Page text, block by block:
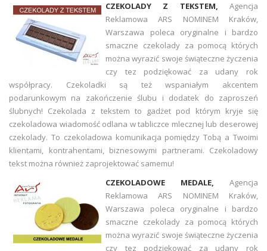
CZEKOLADY Z TEKSTEM, Agencja
Reklamowa ARS NOMINEM Kraków,
Warszawa poleca oryginalne i bardzo
smaczne czekolady za pomocą których
można wyrazić swoje świąteczne życzenia
czy tez podziękować za udany rok
współpracy. Czekoladki są też wspaniałym akcentem
podarunkowym na zakończenie ślubu i dodatek do zaproszeń
ślubnych! Czekolada z tekstem to gadżet pod którym kryje się
czekoladowa wiadomość odlana w tabliczce mlecznej lub deserowej
czekolady. To czekoladowa komunikacja pomiędzy Tobą a Twoimi
klientami, kontrahentami, biznesowymi partnerami. Czekoladowy
tekst można również zaprojektować samemu!
CZEKOLADOWE MEDALE, Agencja
Reklamowa ARS NOMINEM Kraków,
Warszawa poleca oryginalne i bardzo
smaczne czekolady za pomocą których
można wyrazić swoje świąteczne życzenia
czy tez podziękować za udany rok